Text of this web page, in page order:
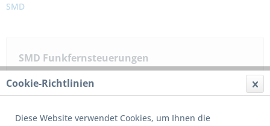
SMD
SMD Funkfernsteuerungen
Cookie-Richtlinien
Diese Website verwendet Cookies, um Ihnen die